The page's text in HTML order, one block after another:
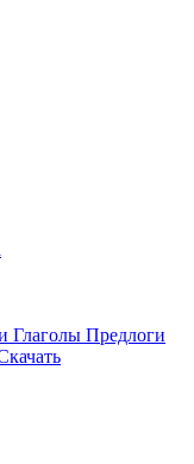
Глаголы Предлоги